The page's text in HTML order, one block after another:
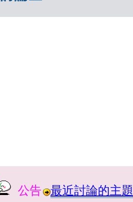
公告 最近討論的主題